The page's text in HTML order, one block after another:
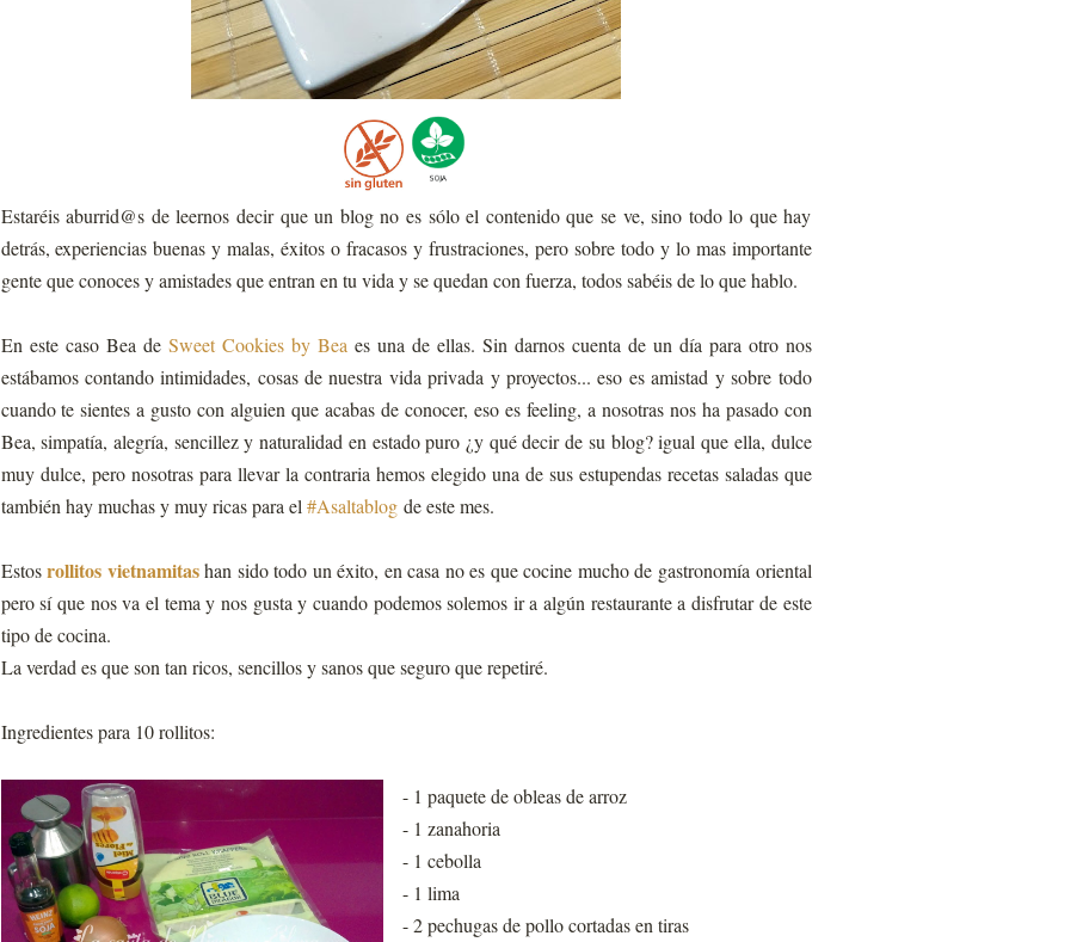
Estaréis aburrid@s de leernos decir que un blog no es sólo el contenido que se ve, sino todo lo que hay
detrás, experiencias buenas y malas, éxitos o fracasos y frustraciones, pero sobre todo y lo mas importante
gente que conoces y amistades que entran en tu vida y se quedan con fuerza, todos sabéis de lo que hablo.
En este caso Bea de Sweet Cookies by Bea es una de ellas. Sin darnos cuenta de un día para otro nos
estábamos contando intimidades, cosas de nuestra vida privada y proyectos... eso es amistad y sobre todo
cuando te sientes a gusto con alguien que acabas de conocer, eso es feeling, a nosotras nos ha pasado con
Bea, simpatía, alegría, sencillez y naturalidad en estado puro ¿y qué decir de su blog? igual que ella, dulce
muy dulce, pero nosotras para llevar la contraria hemos elegido una de sus estupendas recetas saladas que
también hay muchas y muy ricas para el #Asaltablogde este mes.
Estosrollitos vietnamitashan sido todo un éxito, en casa no es que cocine mucho de gastronomía oriental
pero sí que nos va el tema y nos gusta y cuando podemos solemos ir a algún restaurante a disfrutar de este
tipo de cocina.
La verdad es que son tan ricos, sencillos y sanos que seguro que repetiré.
Ingredientes para 10 rollitos:
- 1 paquete de obleas de arroz
- 1 zanahoria
- 1 cebolla
- 1 lima
- 2 pechugas de pollo cortadas en tiras